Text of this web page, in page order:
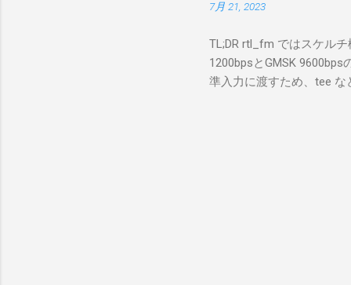
をUDP
信する
50003
BA1
上記のファイルから
バイダー名: Win10Pcap
08002be10318} ドライバ
Hardware Compatibility
7月 21, 2023
TL;DR rtl_fm ではスケル
1200bpsとGMSK
準入力に渡すため、tee
f 431.04M -p 36 -s
Passcode PBEACON
GW 1200bps+9600bps"
受信するAPRSでは、複